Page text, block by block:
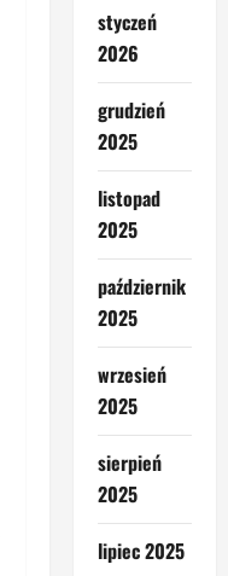
styczeń
2026
grudzień
2025
listopad
2025
październik
2025
wrzesień
2025
sierpień
2025
lipiec 2025